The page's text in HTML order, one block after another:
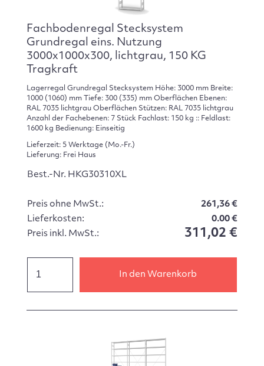
Fachbodenregal Stecksystem
Grundregal eins. Nutzung
3000x1000x300, lichtgrau, 150 KG
Tragkraft
Lagerregal Grundregal Stecksystem Höhe: 3000 mm Breite:
1000 (1060) mm Tiefe: 300 (335) mm Oberflächen Ebenen:
RAL 7035 lichtgrau Oberflächen Stützen: RAL 7035 lichtgrau
Anzahl der Fachebenen: 7 Stück Fachlast: 150 kg :: Feldlast:
1600 kg Bedienung: Einseitig
Lieferzeit: 5 Werktage (Mo.-Fr.)
Lieferung: Frei Haus
Best.-Nr. HKG30310XL
Preis ohne MwSt.:
261,36 €
Lieferkosten:
0.00 €
Preis inkl. MwSt.:
311,02 €
In den Warenkorb